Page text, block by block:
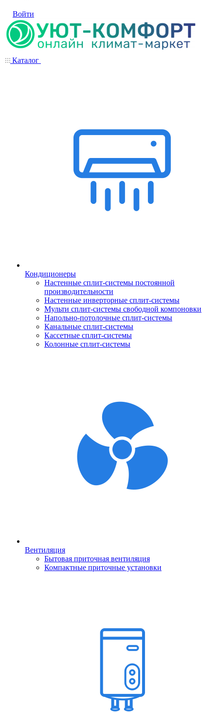
Войти
Каталог
Кондиционеры
Настенные сплит-системы постоянной
производительности
Настенные инверторные сплит-системы
Мульти сплит-системы свободной компоновки
Напольно-потолочные сплит-системы
Канальные сплит-системы
Кассетные сплит-системы
Колонные сплит-системы
Вентиляция
Бытовая приточная вентиляция
Компактные приточные установки